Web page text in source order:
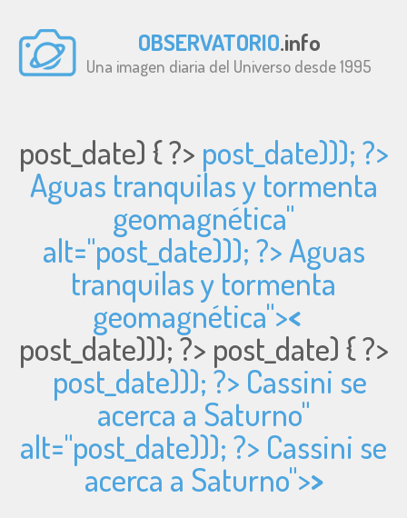
OBSERVATORIO.info
Una imagen diaria del Universo desde 1995
post_date) { ?> post_date))); ?>
Aguas tranquilas y tormenta
geomagnética"
alt="post_date))); ?> Aguas
tranquilas y tormenta
geomagnética"><
post_date))); ?> post_date) { ?>
post_date))); ?> Cassini se
acerca a Saturno"
alt="post_date))); ?> Cassini se
acerca a Saturno">>